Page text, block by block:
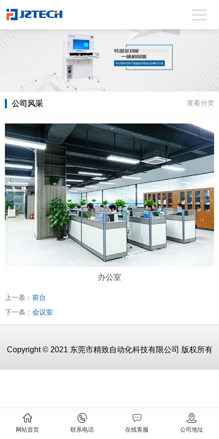
公司风采 查看分类
办公室
上一条： 前台
下一条： 会议室
网站首页 联系电话 在线客服 公司地址
Copyright © 2021 东莞市精致自动化科技有限公司 版权所有